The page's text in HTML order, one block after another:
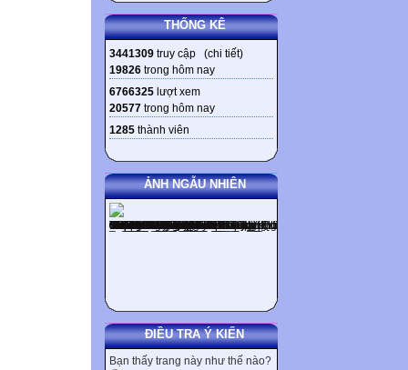
THỐNG KÊ
3441309 truy cập (chi tiết)
19826 trong hôm nay
6766325 lượt xem
20577 trong hôm nay
1285 thành viên
ẢNH NGẪU NHIÊN
ĐIỀU TRA Ý KIẾN
Bạn thấy trang này như thế nào?